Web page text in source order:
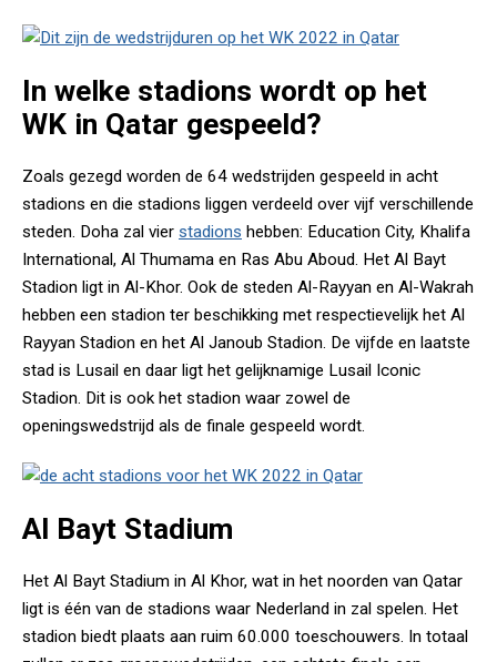
In welke stadions wordt op het
WK in Qatar gespeeld?
Zoals gezegd worden de 64 wedstrijden gespeeld in acht
stadions en die stadions liggen verdeeld over vijf verschillende
steden. Doha zal vier stadions hebben: Education City, Khalifa
International, Al Thumama en Ras Abu Aboud. Het Al Bayt
Stadion ligt in Al-Khor. Ook de steden Al-Rayyan en Al-Wakrah
hebben een stadion ter beschikking met respectievelijk het Al
Rayyan Stadion en het Al Janoub Stadion. De vijfde en laatste
stad is Lusail en daar ligt het gelijknamige Lusail Iconic
Stadion. Dit is ook het stadion waar zowel de
openingswedstrijd als de finale gespeeld wordt.
Al Bayt Stadium
Het Al Bayt Stadium in Al Khor, wat in het noorden van Qatar
ligt is één van de stadions waar Nederland in zal spelen. Het
stadion biedt plaats aan ruim 60.000 toeschouwers. In totaal